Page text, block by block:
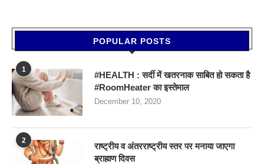
POPULAR POSTS
1
#HEALTH : सर्दी में खतरनाक साबित हो सकता है
#RoomHeater का इस्तेमाल
December 10, 2020
2
राष्ट्रीय व अंतरराष्ट्रीय स्तर पर मनाया जाएगा
ब्राह्मण दिवस